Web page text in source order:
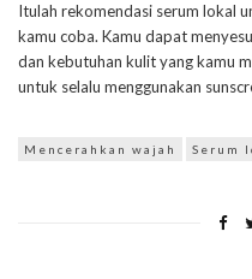
Itulah rekomendasi serum lokal
kamu coba. Kamu dapat
dan kebutuhan kulit yang kamu
untuk selalu menggunakan
Mencerahkan wajah Serum